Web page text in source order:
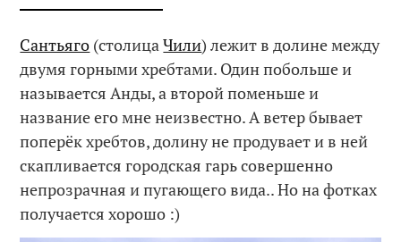
Сантьяго (столицаЧили) лежит в долине между
двумя горными хребтами. Один побольше и
называется Анды, а второй поменьше и
название его мне неизвестно. А ветер бывает
поперёк хребтов, долину не продувает и в ней
скапливается городская гарь совершенно
непрозрачная и пугающего вида.. Но на фотках
получается хорошо :)